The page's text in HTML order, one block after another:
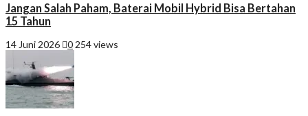
Jangan Salah Paham, Baterai Mobil Hybrid Bisa Bertahan
15 Tahun
14 Juni 2026 0 254 views